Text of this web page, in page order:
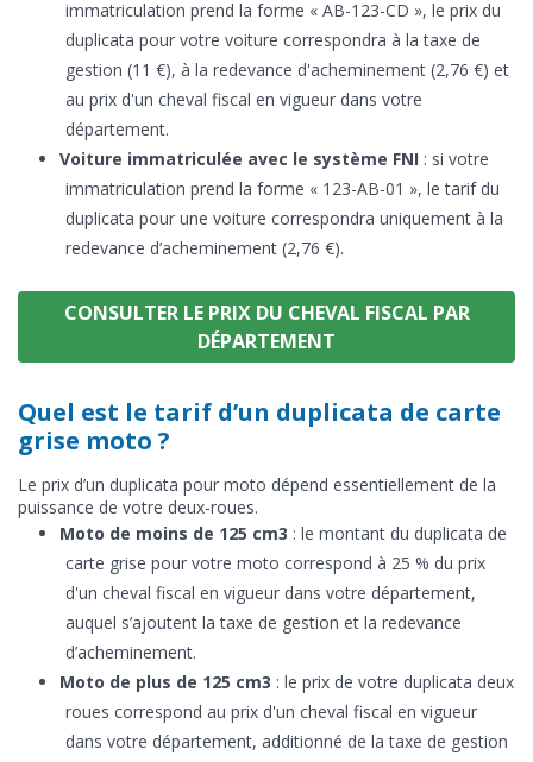
immatriculation prend la forme « AB-123-CD », le prix du
duplicata pour votre voiture correspondra à la taxe de
gestion (11 €), à la redevance d'acheminement (2,76 €) et
au prix d'un cheval fiscal en vigueur dans votre
département.
Voiture immatriculée avec le système FNI : si votre
immatriculation prend la forme « 123-AB-01 », le tarif du
duplicata pour une voiture correspondra uniquement à la
redevance d’acheminement (2,76 €).
CONSULTER LE PRIX DU CHEVAL FISCAL PAR
DÉPARTEMENT
Quel est le tarif d’un duplicata de carte
grise moto ?
Le prix d’un duplicata pour moto dépend essentiellement de la
puissance de votre deux-roues.
Moto de moins de 125 cm3 : le montant du duplicata de
carte grise pour votre moto correspond à 25 % du prix
d'un cheval fiscal en vigueur dans votre département,
auquel s’ajoutent la taxe de gestion et la redevance
d’acheminement.
Moto de plus de 125 cm3 : le prix de votre duplicata deux
roues correspond au prix d'un cheval fiscal en vigueur
dans votre département, additionné de la taxe de gestion